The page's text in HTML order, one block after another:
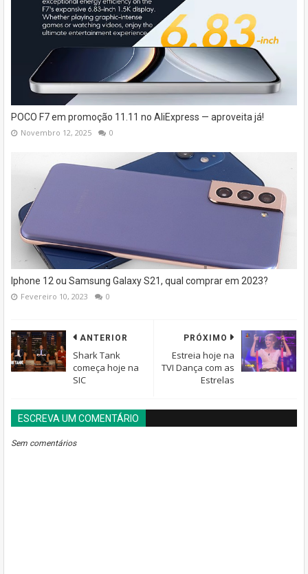
POCO F7 em promoção 11.11 no AliExpress — aproveita já!
Novembro 12, 2025 0
Iphone 12 ou Samsung Galaxy S21, qual comprar em 2023?
Fevereiro 10, 2023 0
PRÓXIMO
Estreia hoje na
TVI Dança com as
Estrelas
ANTERIOR
Shark Tank
começa hoje na
SIC
ESCREVA UM COMENTÁRIO
Sem comentários